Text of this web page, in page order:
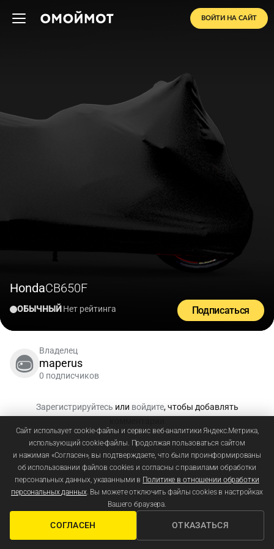
ВОЙТИ НА САЙТ
HondaCB650F
ОБЫЧНЫЙНет рейтинга Подписаться
Владелец
maperus
0 подписчиков
Зарегистрируйтесь или войдите, чтобы добавлять
Сайт использует cookie-файлы и сервис веб-аналитики Яндекс.Метрика,
использующий cookie-файлы. Продолжая пользоваться сайтом
и нажимая «Согласен», вы подтверждаете, что были проинформированы
об использовании файлов cookies и согласны с правилами обработки
персональных данных, указанными в Политике в отношении обработки
персональных данных. Вы можете отключить файлы cookies в настройках
Вашего браузера.
СОГЛАСЕН ОТКАЗАТЬСЯ